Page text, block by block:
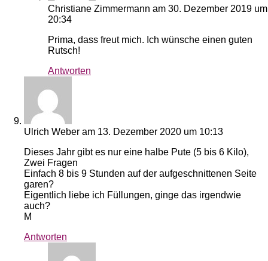
Christiane Zimmermann am 30. Dezember 2019 um
20:34
Prima, dass freut mich. Ich wünsche einen guten
Rutsch!
Antworten
Ulrich Weber am 13. Dezember 2020 um 10:13
Dieses Jahr gibt es nur eine halbe Pute (5 bis 6 Kilo),
Zwei Fragen
Einfach 8 bis 9 Stunden auf der aufgeschnittenen Seite
garen?
Eigentlich liebe ich Füllungen, ginge das irgendwie
auch?
M
Antworten